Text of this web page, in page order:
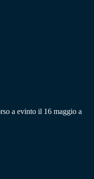
a evinto il 16 maggio a